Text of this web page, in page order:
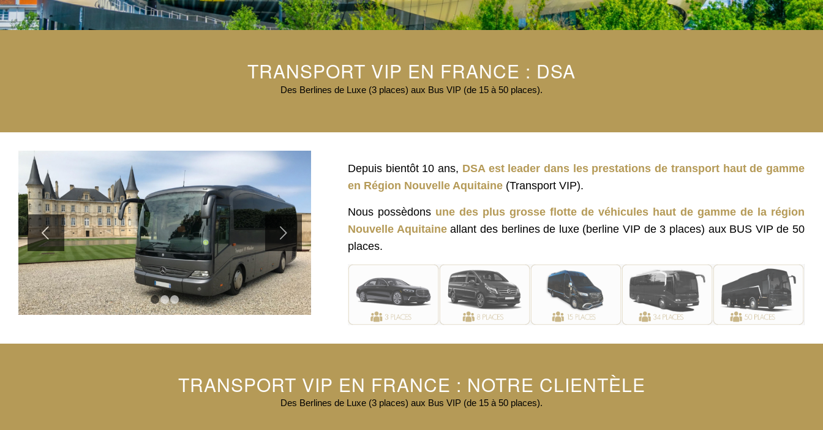
TRANSPORT VIP EN FRANCE : DSA
Des Berlines de Luxe (3 places) aux Bus VIP (de 15 à 50 places).
Suivant
1 2 3
Depuis bientôt 10 ans, DSA est leader dans les prestations de transport haut de gamme
en Région Nouvelle Aquitaine (Transport VIP).
Nous possèdons une des plus grosse flotte de véhicules haut de gamme de la région
Nouvelle Aquitaineallant des berlines de luxe (berline VIP de 3 places) aux BUS VIP de 50
places.
TRANSPORT VIP EN FRANCE : NOTRE CLIENTÈLE
Des Berlines de Luxe (3 places) aux Bus VIP (de 15 à 50 places).